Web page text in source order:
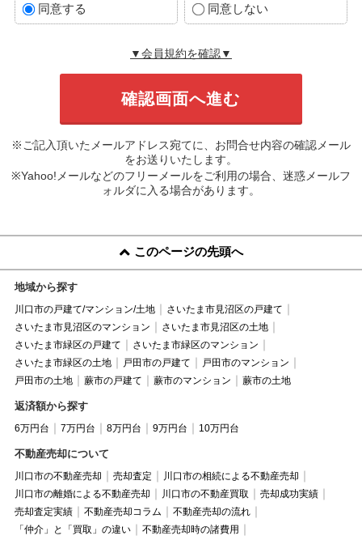
同意する 同意しない
▼会員規約を確認▼
※ご記入頂いたメールアドレス宛てに、お問合せ内容の確認メール
をお送りいたします。
※Yahoo!メールなどのフリーメールをご利用の場合、迷惑メールフ
ォルダに入る場合があります。
このページの先頭へ
地域から探す
川口市の戸建て/マンション/土地
さいたま市見沼区の戸建て
さいたま市見沼区のマンション
さいたま市見沼区の土地
さいたま市緑区の戸建て
さいたま市緑区のマンション
さいたま市緑区の土地
戸田市の戸建て
戸田市のマンション
戸田市の土地
蕨市の戸建て 蕨市のマンション 蕨市の土地
返済額から探す
6万円台 7万円台 8万円台 9万円台 10万円台
不動産売却について
川口市の不動産売却 売却査定
川口市の相続による不動産売却
川口市の離婚による不動産売却
川口市の不動産買取
売却成功実績
売却査定実績
不動産売却コラム
不動産売却の流れ
「仲介」と「買取」の違い
不動産売却時の諸費用